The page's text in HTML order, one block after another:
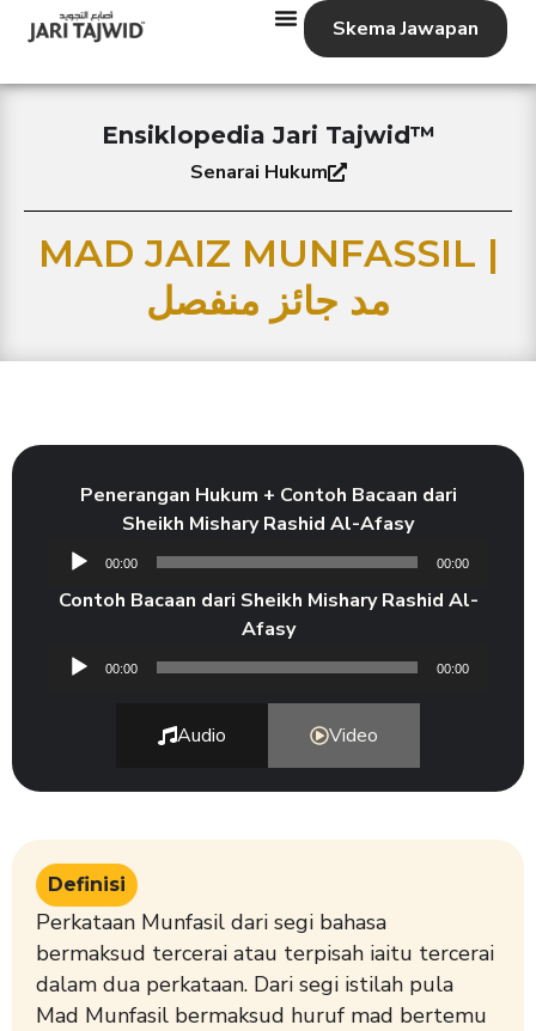
Skema Jawapan
Ensiklopedia Jari Tajwid™
Senarai Hukum
MAD JAIZ MUNFASSIL |
مد جائز منفصل
Audio Video
Penerangan Hukum + Contoh Bacaan dari
Sheikh Mishary Rashid Al-Afasy
Audio
00:00 00:00
Contoh Bacaan dari Sheikh Mishary Rashid Al-
Afasy
Audio
00:00 00:00
Definisi
Perkataan Munfasil dari segi bahasa
bermaksud tercerai atau terpisah iaitu tercerai
dalam dua perkataan. Dari segi istilah pula
Mad Munfasil bermaksud huruf mad bertemu